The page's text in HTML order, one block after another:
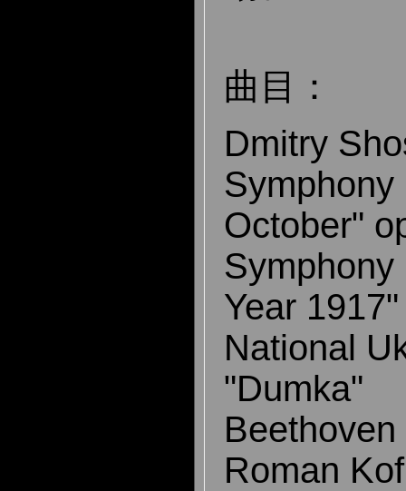
曲目：
Dmitry
Symphony
October"
Year
National
"Dumka"
Roman